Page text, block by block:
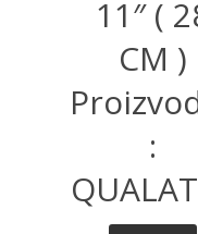
11″ (
CM )
: